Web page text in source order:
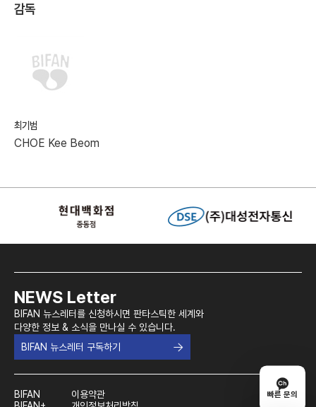
빠른 문의
감독
최기범
CHOE Kee Beom
NEWS Letter
BIFAN 뉴스레터를 신청하시면 판타스틱한 세계와
다양한 정보 & 소식을 만나실 수 있습니다.
BIFAN 뉴스레터 구독하기
BIFAN
이용약관